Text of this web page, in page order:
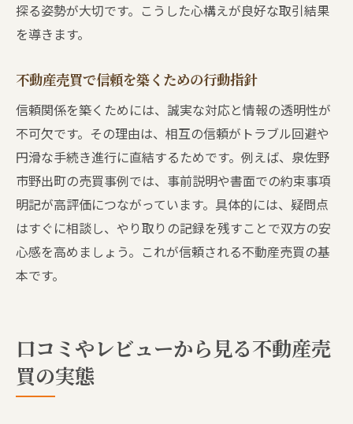
探る姿勢が大切です。こうした心構えが良好な取引結果
を導きます。
不動産売買で信頼を築くための行動指針
信頼関係を築くためには、誠実な対応と情報の透明性が
不可欠です。その理由は、相互の信頼がトラブル回避や
円滑な手続き進行に直結するためです。例えば、泉佐野
市野出町の売買事例では、事前説明や書面での約束事項
明記が高評価につながっています。具体的には、疑問点
はすぐに相談し、やり取りの記録を残すことで双方の安
心感を高めましょう。これが信頼される不動産売買の基
本です。
口コミやレビューから見る不動産売
買の実態